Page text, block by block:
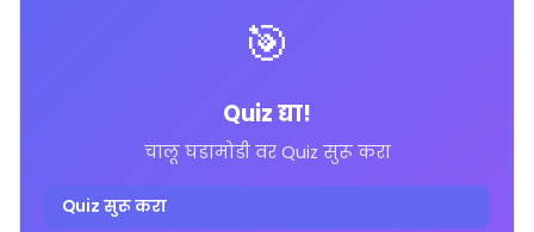
🎯
Quiz द्या!
चालू घडामोडी वर Quiz सुरू करा
Quiz सुरू करा